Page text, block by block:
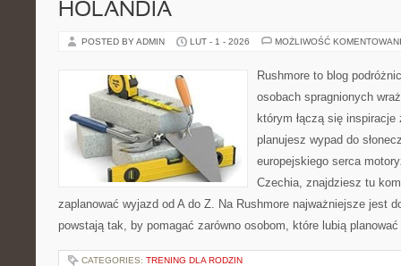
HOLANDIA
POSTED BY ADMIN LUT - 1 - 2026 MOŻLIWOŚĆ
Rushmore to blog
osobach spragnionych
którym łączą się
planujesz wypad do
europejskiego serca
Czechia, znajdziesz tu
zaplanować wyjazd od A do Z. Na Rushmore najważniejsze jest
powstają tak, by pomagać zarówno osobom, które lubią
CATEGORIES: TRENING DLA RODZIN